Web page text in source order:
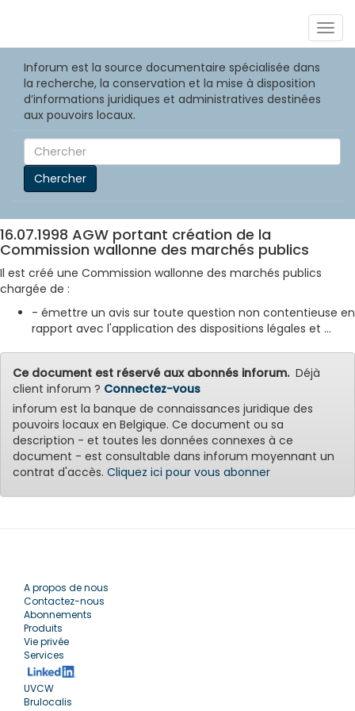
Inforum est la source documentaire spécialisée dans
la recherche, la conservation et la mise à disposition
d’informations juridiques et administratives destinées
aux pouvoirs locaux.
Chercher
16.07.1998 AGW portant création de la
Commission wallonne des marchés publics
Il est créé une Commission wallonne des marchés publics
chargée de :
- émettre un avis sur toute question non contentieuse en
rapport avec l'application des dispositions légales et ...
Ce document est réservé aux abonnés inforum.Déjà
client inforum ? Connectez-vous
inforum est la banque de connaissances juridique des
pouvoirs locaux en Belgique. Ce document ou sa
description - et toutes les données connexes à ce
document - est consultable dans inforum moyennant un
contrat d'accès. Cliquez ici pour vous abonner
A propos de nous
Contactez-nous
Abonnements
Produits
Vie privée
Services
UVCW
Brulocalis